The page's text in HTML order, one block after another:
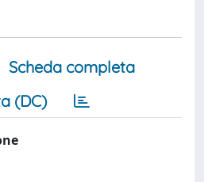
Scheda completa
(DC)